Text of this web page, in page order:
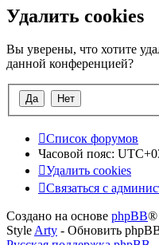
Удалить cookies
Вы уверены, что хотите
данной конференцией?
Список форумов
Часовой пояс:
Удалить cookies
Связаться с
Создано на основе phpBB®
Style Arty - Обновить